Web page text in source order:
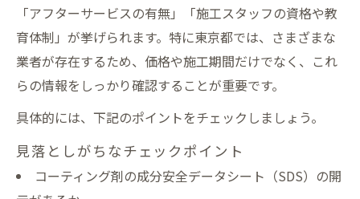
水回りコーティングで健康被害を防ぐポイ
ント
ハウスコーティング選定時に重視したい安全性
失敗しないハウスコーティング選びの安全
基準
ハウスコーティングの安全性を見極めるコ
ツ
「アフターサービスの有無」「施工スタッフの資格や教
育体制」が挙げられます。特に東京都では、さまざまな
業者が存在するため、価格や施工期間だけでなく、これ
らの情報をしっかり確認することが重要です。
具体的には、下記のポイントをチェックしましょう。
見落としがちなチェックポイント
コーティング剤の成分安全データシート（SDS）の開